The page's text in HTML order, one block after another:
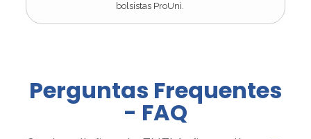
bolsistas ProUni.
Perguntas Frequentes
- FAQ